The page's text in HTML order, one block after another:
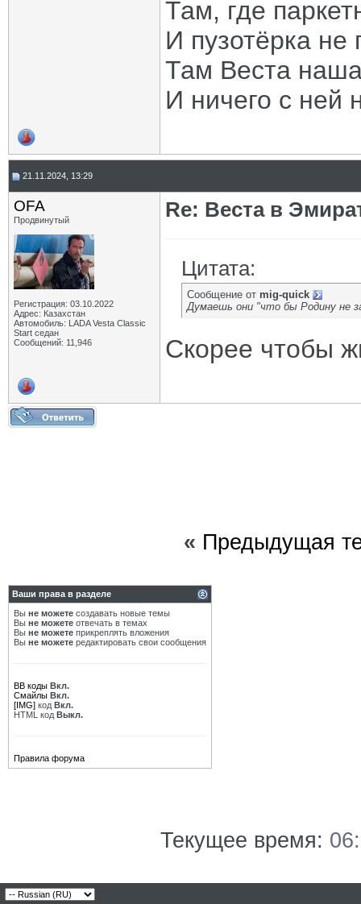
Там, где
И пузотёрка не
Там Веста
И ничего с ней
21.11.2024, 13:29
OFA
Продвинутый
Регистрация: 03.10.2022
Адрес: Казахстан
Автомобиль: LADA Vesta Classic
Start седан
Сообщений: 11,946
Re: Веста в
Цитата:
Сообщение от mig-quick
Думаешь они "что бы Родину не
Скорее чтобы
« Предыдущая
Ваши права в разделе
Вы не можете создавать новые темы
Вы не можете отвечать в темах
Вы не можете прикреплять вложения
Вы не можете редактировать свои сообщения
BB коды Вкл.
Смайлы Вкл.
[IMG] код Вкл.
HTML код Выкл.
Правила форума
Текущее время: